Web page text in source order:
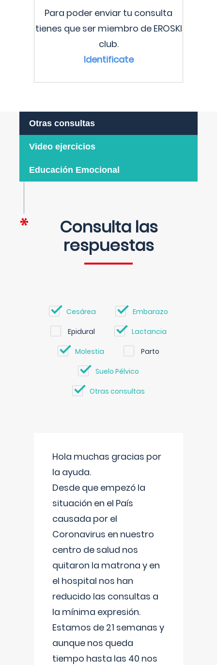
Para poder enviar tu consulta
tienes que ser miembro de EROSKI
club.
Identificate
Otras consultas
Video ejercicios
Educación Emocional
Consulta las
respuestas
Cesárea Embarazo
Epidural Lactancia
Molestia Parto
Suelo Pélvico
Otras consultas
Hola muchas gracias por
la ayuda.
Desde que empezó la
situación en el País
causada por el
Coronavirus en nuestro
centro de salud nos
quitaron la matrona y en
el hospital nos han
reducido las consultas a
la mínima expresión.
Estamos de 21 semanas y
aunque nos queda
tiempo hasta las 40 nos